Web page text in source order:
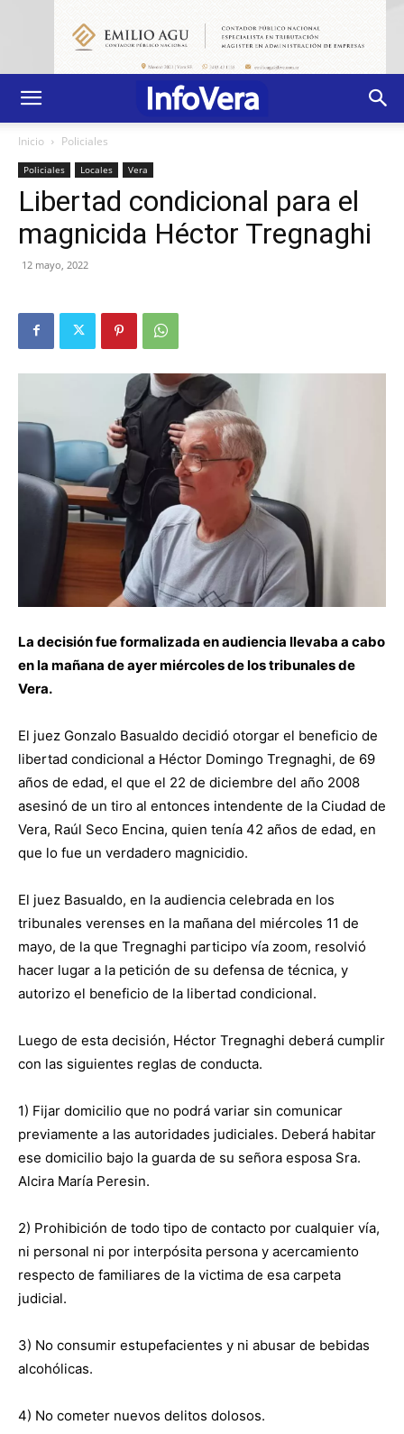
Inicio Policiales
Policiales Locales Vera
Libertad condicional para el
magnicida Héctor Tregnaghi
12 mayo, 2022
La decisión fue formalizada en audiencia llevaba a cabo
en la mañana de ayer miércoles de los tribunales de
Vera.
El juez Gonzalo Basualdo decidió otorgar el beneficio de
libertad condicional a Héctor Domingo Tregnaghi, de 69
años de edad, el que el 22 de diciembre del año 2008
asesinó de un tiro al entonces intendente de la Ciudad de
Vera, Raúl Seco Encina, quien tenía 42 años de edad, en
que lo fue un verdadero magnicidio.
El juez Basualdo, en la audiencia celebrada en los
tribunales verenses en la mañana del miércoles 11 de
mayo, de la que Tregnaghi participo vía zoom, resolvió
hacer lugar a la petición de su defensa de técnica, y
autorizo el beneficio de la libertad condicional.
Luego de esta decisión, Héctor Tregnaghi deberá cumplir
con las siguientes reglas de conducta.
1) Fijar domicilio que no podrá variar sin comunicar
previamente a las autoridades judiciales. Deberá habitar
ese domicilio bajo la guarda de su señora esposa Sra.
Alcira María Peresin.
2) Prohibición de todo tipo de contacto por cualquier vía,
ni personal ni por interpósita persona y acercamiento
respecto de familiares de la victima de esa carpeta
judicial.
3) No consumir estupefacientes y ni abusar de bebidas
alcohólicas.
4) No cometer nuevos delitos dolosos.